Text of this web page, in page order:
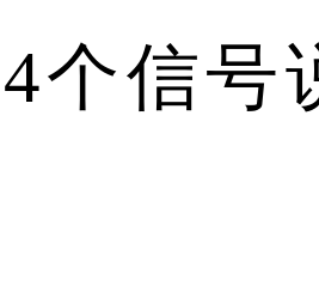
些 谨记六
个信号